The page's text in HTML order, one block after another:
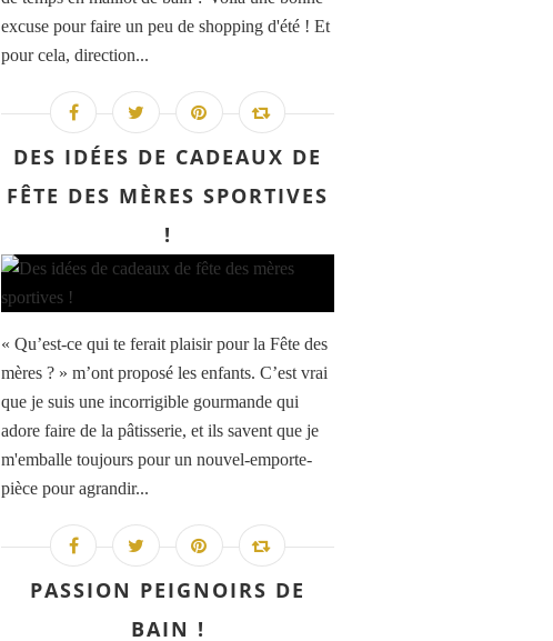
excuse pour faire un peu de shopping d'été ! Et
pour cela, direction...
DES IDÉES DE CADEAUX DE
FÊTE DES MÈRES SPORTIVES
!
« Qu’est-ce qui te ferait plaisir pour la Fête des
mères ? » m’ont proposé les enfants. C’est vrai
que je suis une incorrigible gourmande qui
adore faire de la pâtisserie, et ils savent que je
m'emballe toujours pour un nouvel-emporte-
pièce pour agrandir...
PASSION PEIGNOIRS DE
BAIN !